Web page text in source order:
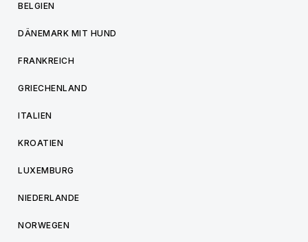
BELGIEN
DÄNEMARK MIT HUND
FRANKREICH
GRIECHENLAND
ITALIEN
KROATIEN
LUXEMBURG
NIEDERLANDE
NORWEGEN